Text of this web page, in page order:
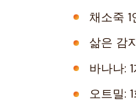
채소죽
삶은 감
바나나:
오트밀: